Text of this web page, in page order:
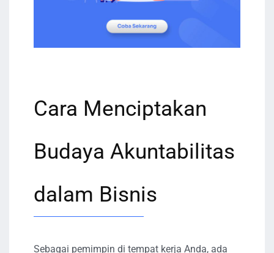
Cara Menciptakan
Budaya Akuntabilitas
dalam Bisnis
Sebagai pemimpin di tempat kerja Anda, ada